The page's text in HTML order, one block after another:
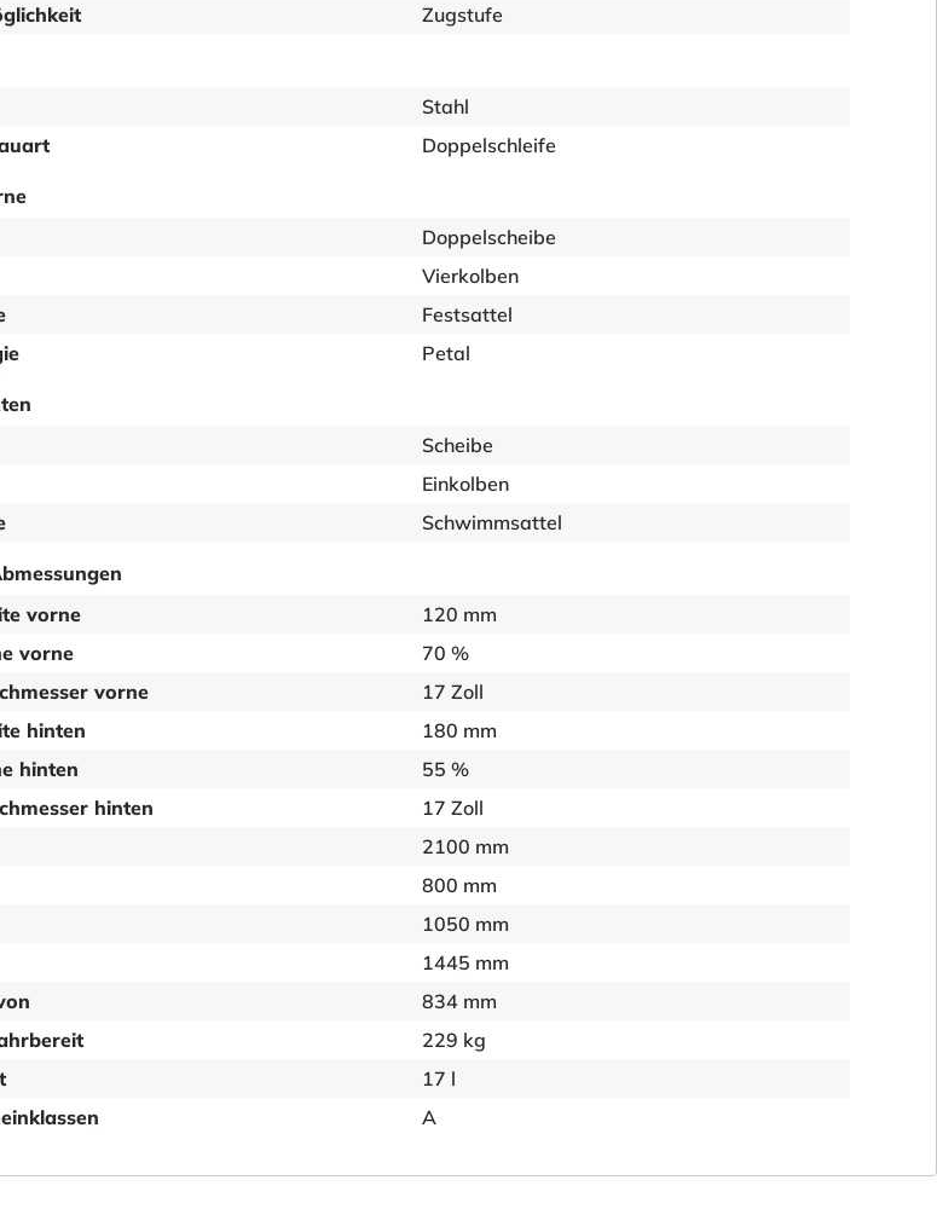
Zugstufe
Stahl
Doppelschleife
Doppelscheibe
Vierkolben
Festsattel
Petal
Scheibe
Einkolben
Schwimmsattel
vorne
120 mm
vorne
70 %
vorne
17 Zoll
hinten
180 mm
hinten
55 %
hinten
17 Zoll
2100 mm
800 mm
1050 mm
1445 mm
834 mm
229 kg
17 l
A